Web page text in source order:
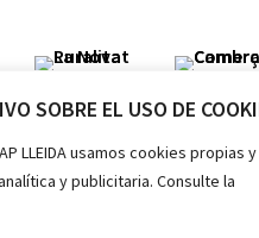
SOBRE EL USO DE
LLEIDA usamos cookies propias
y publicitaria. Consulte la